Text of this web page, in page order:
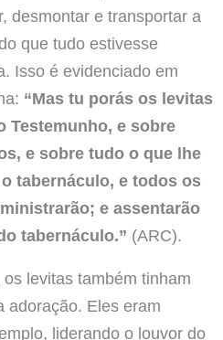
desmontar e transportar a
que tudo estivesse
Isso é evidenciado em
“Mas tu porás os levitas
Testemunho, e sobre
e sobre tudo o que lhe
tabernáculo, e todos os
e assentarão
tabernáculo.” (ARC).
levitas também tinham
adoração. Eles eram
liderando o louvor do